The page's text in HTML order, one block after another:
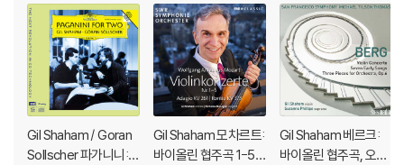
Gil Shaham / Goran
Sollscher 파가니니:
Gil Shaham 모차르트:
바이올린 협주곡 1-5
Gil Shaham 베르크:
바이올린 협주곡, 오케